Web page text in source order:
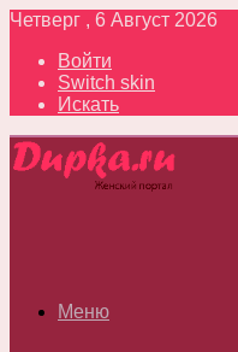
Четверг , 6 Август 2026
Войти
Switch skin
Искать
Меню